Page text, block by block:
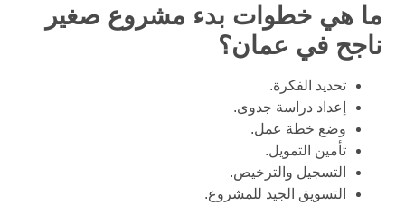
ما هي خطوات بدء مشروع صغير
ناجح في عمان؟
تحديد الفكرة.
إعداد دراسة جدوى.
وضع خطة عمل.
تأمين التمويل.
التسجيل والترخيص.
التسويق الجيد للمشروع.